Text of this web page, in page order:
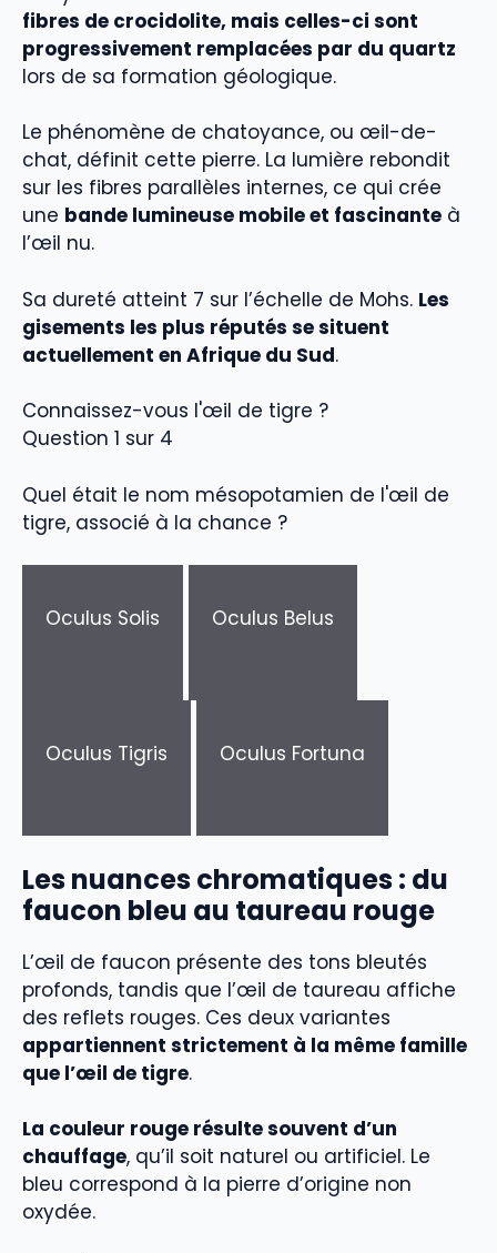
fibres de crocidolite, mais celles-ci sont
progressivement remplacées par du quartz
lors de sa formation géologique.
Le phénomène de chatoyance, ou œil-de-
chat, définit cette pierre. La lumière rebondit
sur les fibres parallèles internes, ce qui crée
une bande lumineuse mobile et fascinante à
l’œil nu.
Sa dureté atteint 7 sur l’échelle de Mohs. Les
gisements les plus réputés se situent
actuellement en Afrique du Sud.
Connaissez-vous l'œil de tigre ?
Question 1 sur 4
Quel était le nom mésopotamien de l'œil de
tigre, associé à la chance ?
Oculus Solis Oculus Belus
Oculus Tigris Oculus Fortuna
Les nuances chromatiques : du
faucon bleu au taureau rouge
L’œil de faucon présente des tons bleutés
profonds, tandis que l’œil de taureau affiche
des reflets rouges. Ces deux variantes
appartiennent strictement à la même famille
que l’œil de tigre.
La couleur rouge résulte souvent d’un
chauffage, qu’il soit naturel ou artificiel. Le
bleu correspond à la pierre d’origine non
oxydée.